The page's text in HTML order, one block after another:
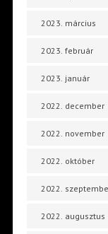
2023. március
2023. február
2023. január
2022. december
2022. november
2022. október
2022.
2022. augusztus